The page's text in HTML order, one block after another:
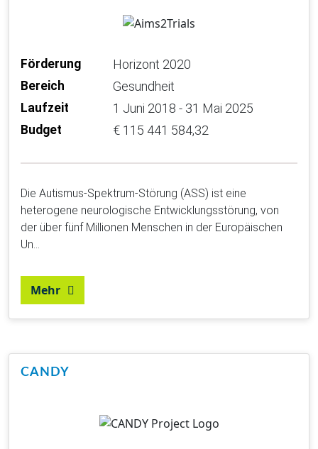
Förderung Horizont 2020
Bereich Gesundheit
Laufzeit 1 Juni 2018 - 31 Mai 2025
Budget € 115 441 584,32
Die Autismus-Spektrum-Störung (ASS) ist eine
heterogene neurologische Entwicklungsstörung, von
der über fünf Millionen Menschen in der Europäischen
Un…
Mehr
CANDY